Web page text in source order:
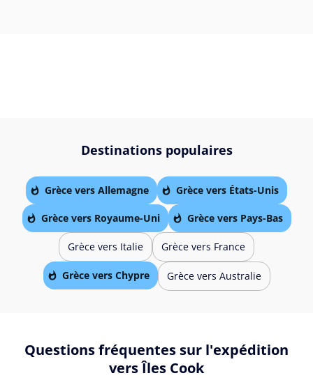
Destinations populaires
Grèce vers Allemagne Grèce vers États-Unis
Grèce vers Royaume-Uni Grèce vers Pays-Bas
Grèce vers Italie Grèce vers France
Grèce vers Chypre Grèce vers Australie
Questions fréquentes sur l'expédition
vers Îles Cook